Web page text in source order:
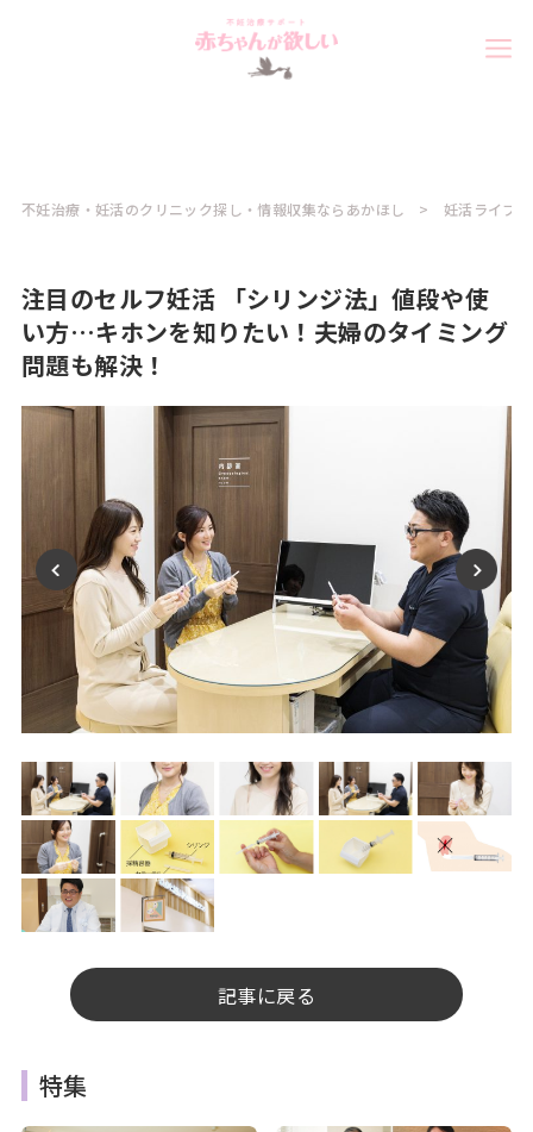
不妊治療・妊活のクリニック探し・情報収集ならあかほし 妊活ライフ
注目のセルフ妊活 「シリンジ法」値段や使
い方…キホンを知りたい！夫婦のタイミング
問題も解決！
記事に戻る
特集